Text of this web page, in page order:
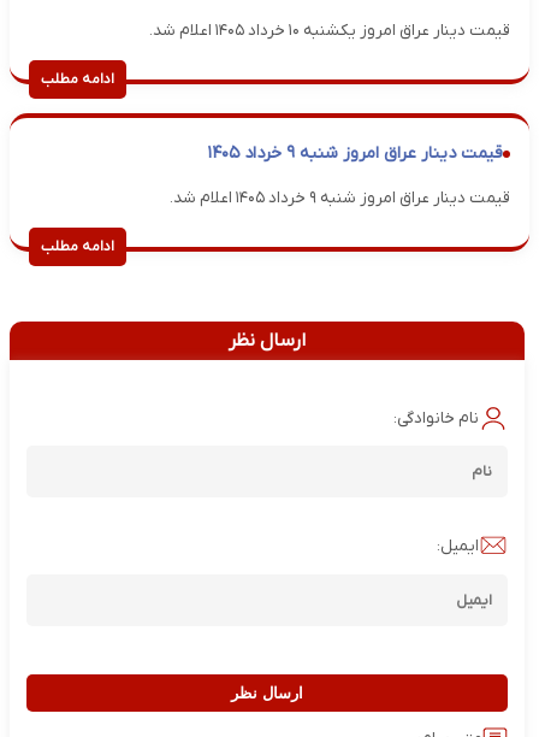
قیمت دینار عراق امروز یکشنبه ۱۰ خرداد ۱۴۰۵ اعلام شد.
ادامه مطلب
قیمت دینار عراق امروز شنبه ۹ خرداد ۱۴۰۵
قیمت دینار عراق امروز شنبه ۹ خرداد ۱۴۰۵ اعلام شد.
ادامه مطلب
ارسال نظر
نام خانوادگی:
ایمیل:
ارسال نظر